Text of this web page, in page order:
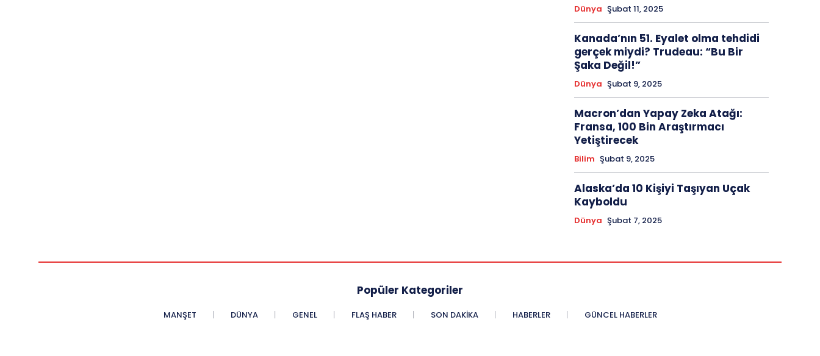
Dünya Şubat 11, 2025
Kanada’nın 51. Eyalet olma tehdidi
gerçek miydi? Trudeau: “Bu Bir
Şaka Değil!”
Dünya Şubat 9, 2025
Macron’dan Yapay Zeka Atağı:
Fransa, 100 Bin Araştırmacı
Yetiştirecek
Bilim Şubat 9, 2025
Alaska’da 10 Kişiyi Taşıyan Uçak
Kayboldu
Dünya Şubat 7, 2025
Popüler Kategoriler
MANŞET DÜNYA GENEL FLAŞ HABER SON DAKIKA HABERLER GÜNCEL HABERLER